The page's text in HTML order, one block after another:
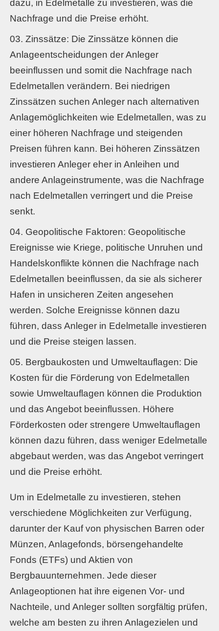
dazu, in Edelmetalle zu investieren, was die
Nachfrage und die Preise erhöht.
Zinssätze: Die Zinssätze können die
Anlageentscheidungen der Anleger
beeinflussen und somit die Nachfrage nach
Edelmetallen verändern. Bei niedrigen
Zinssätzen suchen Anleger nach alternativen
Anlagemöglichkeiten wie Edelmetallen, was zu
einer höheren Nachfrage und steigenden
Preisen führen kann. Bei höheren Zinssätzen
investieren Anleger eher in Anleihen und
andere Anlageinstrumente, was die Nachfrage
nach Edelmetallen verringert und die Preise
senkt.
Geopolitische Faktoren: Geopolitische
Ereignisse wie Kriege, politische Unruhen und
Handelskonflikte können die Nachfrage nach
Edelmetallen beeinflussen, da sie als sicherer
Hafen in unsicheren Zeiten angesehen
werden. Solche Ereignisse können dazu
führen, dass Anleger in Edelmetalle investieren
und die Preise steigen lassen.
Bergbaukosten und Umweltauflagen: Die
Kosten für die Förderung von Edelmetallen
sowie Umweltauflagen können die Produktion
und das Angebot beeinflussen. Höhere
Förderkosten oder strengere Umweltauflagen
können dazu führen, dass weniger Edelmetalle
abgebaut werden, was das Angebot verringert
und die Preise erhöht.
Um in Edelmetalle zu investieren, stehen
verschiedene Möglichkeiten zur Verfügung,
darunter der Kauf von physischen Barren oder
Münzen, Anlagefonds, börsengehandelte
Fonds (ETFs) und Aktien von
Bergbauunternehmen. Jede dieser
Anlageoptionen hat ihre eigenen Vor- und
Nachteile, und Anleger sollten sorgfältig prüfen,
welche am besten zu ihren Anlagezielen und